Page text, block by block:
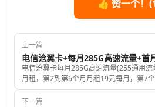
👍 赞一个！(
上一篇
电信沧翼卡+每月285G高速流量+首
电信沧翼卡每月285G高速流量(255通用
月租，第2到第6个月月租19元每月，第7
发送彩信短信0.1元每条，首充50元再送
随机，赠送来电显示，此卡没有通话功能
下一篇